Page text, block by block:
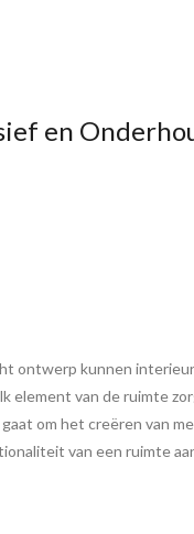
en
ontwerp kunnen
element van de ruimte
om het creëren van
van een ruimte